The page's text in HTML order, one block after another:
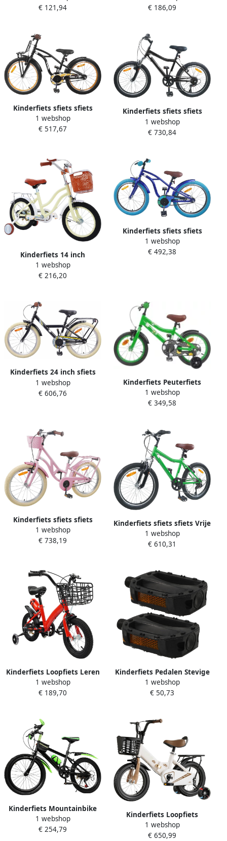
Stabiliteit 35 x 42 x 37 cm
€ 121,94
Verstelbaar 16 inch Geel
€ 186,09
Kinderfiets sfiets sfiets
Veilig Fietsen Stalen Frame
16 inch Blauw
1 webshop
€ 517,67
Kinderfiets sfiets sfiets
Veilige Fietstochten
Verstelbaar Stuur Zadel 24
1 webshop
€ 730,84
Kinderfiets 14 inch
Loopfiets Kinderfiets Leren
Fietsen Inclusief
1 webshop
€ 216,20
Kinderfiets sfiets sfiets
Fietstraining Dubbel
Remsysteem 18 inch
1 webshop
€ 492,38
Kinderfiets 24 inch sfiets
sfiets Buiten Avonturen
Stalen Frame 24 inch Zwart
1 webshop
€ 606,76
Kinderfiets Peuterfiets
Avontuurlijke rit
Verstelbaar stuur zadel 14
1 webshop
€ 349,58
Kinderfiets sfiets sfiets
Fietsen Leren Verstelbaar
Zadel Stuur 24 inch
1 webshop
€ 738,19
Kinderfiets sfiets sfiets Vrije
Tijd 6 Versnellingen 20 inch
Groen
1 webshop
€ 610,31
Kinderfiets Loopfiets Leren
Fietsen Met d en
Fleshouder 12 Inch Rood
1 webshop
€ 189,70
Kinderfiets Pedalen Stevige
Pedalen Veilig Fietsen
Antislip Oppervlak 9 x 6.8 x
1 webshop
€ 50,73
Kinderfiets Mountainbike
sfiets sfiets Buitenspelen
Fietsen Koolstofstalen
1 webshop
€ 254,79
Kinderfiets Loopfiets
Peuterfiets Leren Fietsen
Dubbele Rem 18 inch Wit
1 webshop
€ 650,99